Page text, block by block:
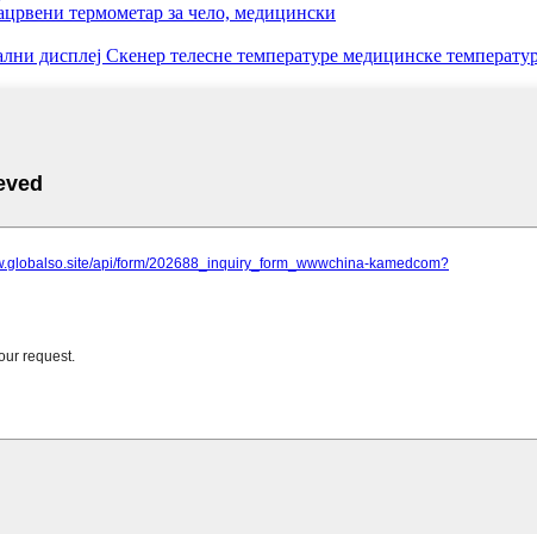
термометар за чело, медицински
дисплеј Скенер телесне температуре медицинске